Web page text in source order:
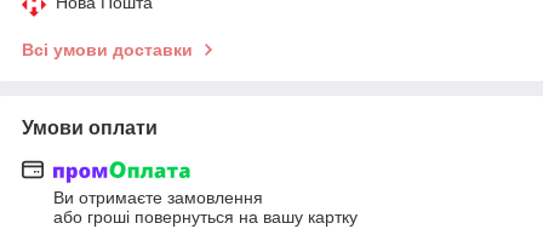
Всі умови доставки
Умови оплати
Ви отримаєте замовлення
або гроші повернуться на вашу картку